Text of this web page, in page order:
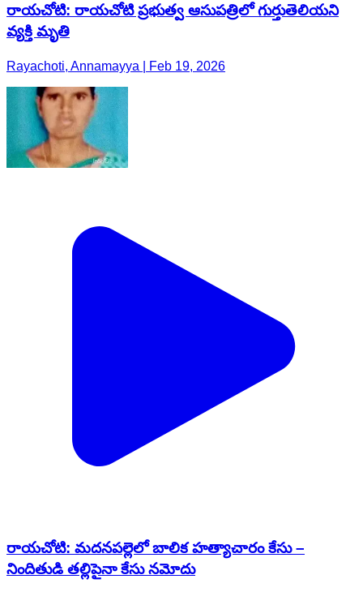
రాయచోటి: రాయచోటి ప్రభుత్వ ఆసుపత్రిలో గుర్తుతెలియని
వ్యక్తి మృతి
Rayachoti, Annamayya | Feb 19, 2026
రాయచోటి: మదనపల్లెలో బాలిక హత్యాచారం కేసు –
నిందితుడి తల్లిపైనా కేసు నమోదు